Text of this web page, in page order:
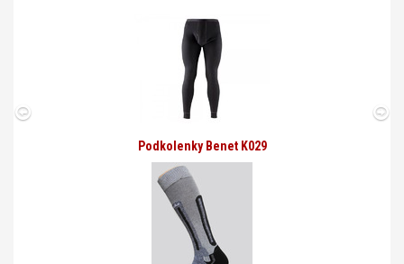
Podkolenky Benet K029